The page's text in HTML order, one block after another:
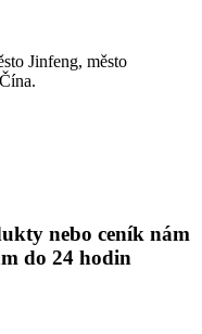
Jinfeng, město
nebo ceník nám
do 24 hodin